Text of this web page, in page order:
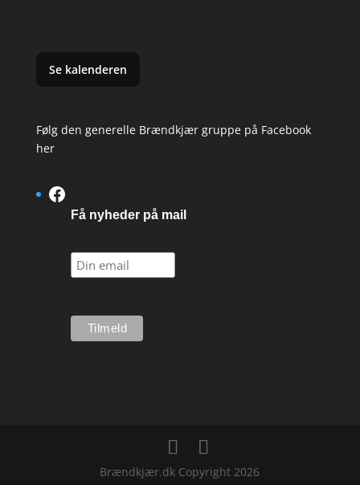
Se kalenderen
Følg den generelle Brændkjær gruppe på Facebook
her
Facebook
Få nyheder på mail
Brændkjær.dk Copyright 2026